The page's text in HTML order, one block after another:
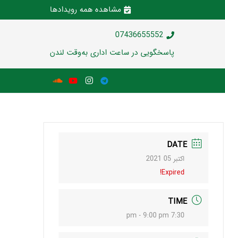
مشاهده همه رویدادها
07436655552
پاسخگویی در ساعت اداری به‌وقت لندن
DATE
اکتبر 05 2021
Expired!
TIME
7:30 pm - 9:00 pm